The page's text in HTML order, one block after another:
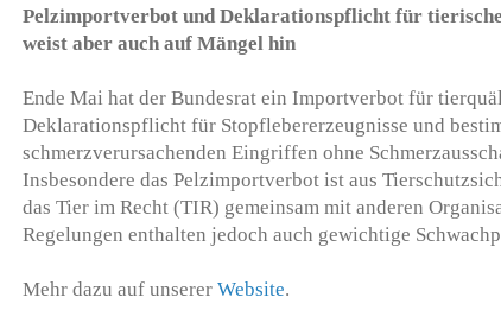
Pelzimportverbot und Deklarationspflicht für
weist aber auch auf Mängel hin
Ende Mai hat der Bundesrat ein Importverbot für
Deklarationspflicht für Stopflebererzeugnisse und
schmerzverursachenden Eingriffen ohne
Insbesondere das Pelzimportverbot ist aus
das Tier im Recht (TIR) gemeinsam mit anderen
Regelungen enthalten jedoch auch gewichtige
Mehr dazu auf unserer Website.